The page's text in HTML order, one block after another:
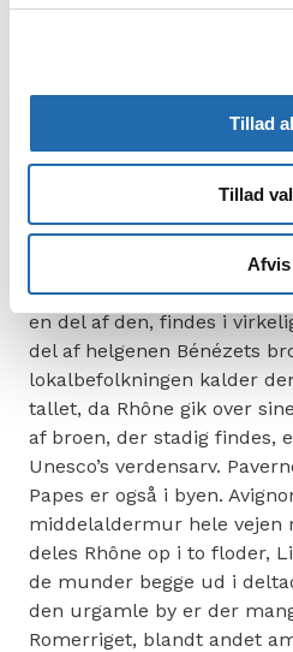
Tillad
Tillad
Afvis
Lyon – Middelhavet
,
gastronomiske hovedstad,
biflod Saône. Byen er et
flodkrydstogt. Svævebanen
fantastisk udsigt over
fortsætter Rhône sydpå
mod Middelhavet. Sangen
sikkert kendt af mange.
en del af den, findes i
del af helgenen Bénézets
lokalbefolkningen kalder
tallet, da Rhône gik over
af broen, der stadig findes,
Unesco’s verdensarv.
Papes er også i byen.
middelaldermur hele vejen
deles Rhône op i to floder,
de munder begge ud i
den urgamle by er der
Romerriget, blandt andet